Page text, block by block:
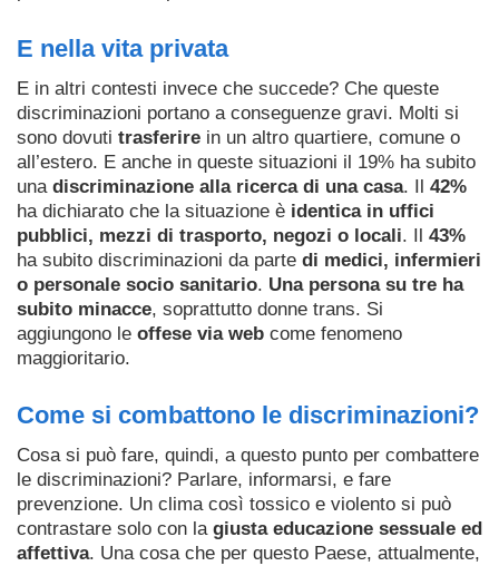
E nella vita privata
E in altri contesti invece che succede? Che queste
discriminazioni portano a conseguenze gravi. Molti si
sono dovuti trasferire in un altro quartiere, comune o
all’estero. E anche in queste situazioni il 19% ha subito
una discriminazione alla ricerca di una casa. Il 42%
ha dichiarato che la situazione è identica in uffici
pubblici, mezzi di trasporto, negozi o locali. Il 43%
ha subito discriminazioni da parte di medici, infermieri
o personale socio sanitario. Una persona su tre ha
subito minacce, soprattutto donne trans. Si
aggiungono le offese via web come fenomeno
maggioritario.
Come si combattono le discriminazioni?
Cosa si può fare, quindi, a questo punto per combattere
le discriminazioni? Parlare, informarsi, e fare
prevenzione. Un clima così tossico e violento si può
contrastare solo con la giusta educazione sessuale ed
affettiva. Una cosa che per questo Paese, attualmente,